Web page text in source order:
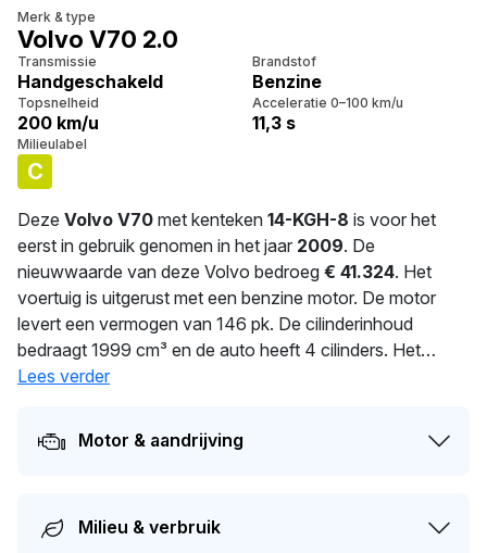
Merk & type
Volvo V70 2.0
Transmissie
Handgeschakeld
Brandstof
Benzine
Topsnelheid
200 km/u
Acceleratie 0–100 km/u
11,3 s
Milieulabel
C
Deze Volvo V70 met kenteken 14-KGH-8 is voor het
eerst in gebruik genomen in het jaar 2009. De
nieuwwaarde van deze Volvo bedroeg € 41.324. Het
voertuig is uitgerust met een benzine motor. De motor
levert een vermogen van 146 pk. De cilinderinhoud
bedraagt 1999 cm³ en de auto heeft 4 cilinders. Het
gemiddeld verbruik bedraagt 8.6 liter per 100 km. Dit
dagen in handen van dezelfde eigenaar. Dit voertuig
moet over 366 dagen opnieuw APK-gekeurd worden. Dit
3.800
Lees verder
Motor & aandrijving
Milieu & verbruik